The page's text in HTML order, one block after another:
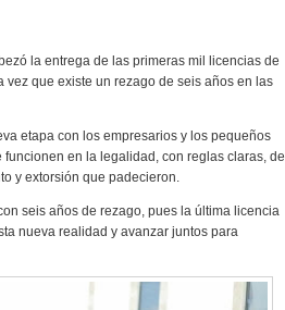
la entrega de las primeras mil licencias de
que existe un rezago de seis años en las
etapa con los empresarios y los pequeños
en la legalidad, con reglas claras, de
y extorsión que padecieron.
seis años de rezago, pues la última licencia
nueva realidad y avanzar juntos para